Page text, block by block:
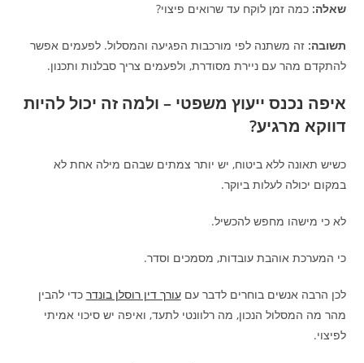
שאלה: כמה זמן לוקח עד שרואים פיצוי?
תשובה: זה משתנה לפי מורכבות הפגיעה והמסלול. לפעמים אפשר
להתקדם מהר עם ניירת מסודרת, ולפעמים צריך סבלנות ותכנון.
איפה נכנס ייעוץ משפטי – ולמה זה יכול להיות
דווקא מרגיע?
כשיש תאונה ללא ביטוח, יש יותר צמתים שבהם מילה אחת לא
במקום יכולה לעלות ביוקר.
לא כי מישהו מחפש להכשיל.
כי המערכת אוהבת עובדות, מסמכים וסדר.
לכן הרבה אנשים בוחרים לדבר עםעורך דין רוסלן בונדר כדי להבין
מהר מה המסלול הנכון, מה רלוונטי לתעד, ואיפה יש סיכוי אמיתי
לפיצוי.